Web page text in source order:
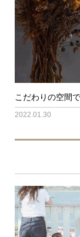
こだわりの空間
2022.01.30